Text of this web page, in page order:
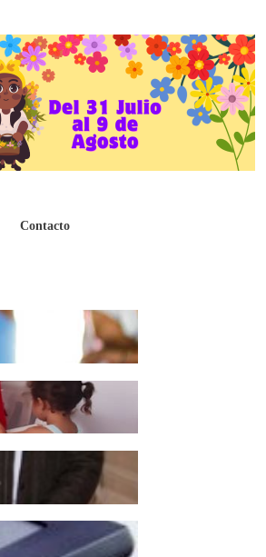
Contacto